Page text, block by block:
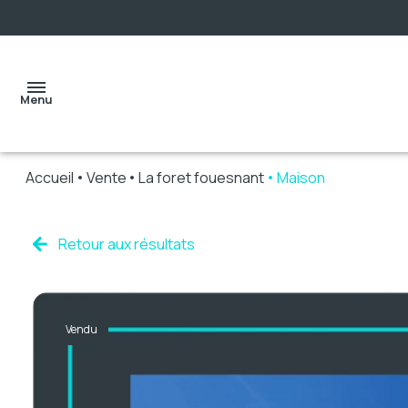
Menu
Accueil Vente La foret fouesnant Maison
Retour aux résultats
Vendu